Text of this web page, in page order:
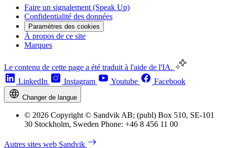
Faire un signalement (Speak Up)
Confidentialité des données
Paramètres des cookies
À propos de ce site
Marques
Le contenu de cette page a été traduit à l'aide de l'IA.
LinkedIn
Instagram Youtube Facebook
Changer de langue
© 2026 Copyright © Sandvik AB; (publ) Box 510, SE-101
30 Stockholm, Sweden Phone: +46 8 456 11 00
Autres sites web Sandvik